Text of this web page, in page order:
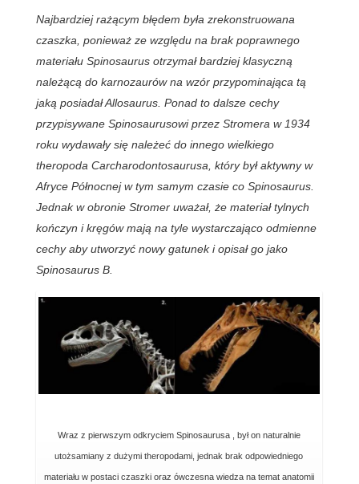
Najbardziej rażącym błędem była zrekonstruowana
czaszka, ponieważ ze względu na brak poprawnego
materiału Spinosaurus otrzymał bardziej klasyczną
należącą do karnozaurów na wzór przypominająca tą
jaką posiadał Allosaurus. Ponad to dalsze cechy
przypisywane Spinosaurusowi przez Stromera w 1934
roku wydawały się należeć do innego wielkiego
theropoda Carcharodontosaurusa, który był aktywny w
Afryce Północnej w tym samym czasie co Spinosaurus.
Jednak w obronie Stromer uważał, że materiał tylnych
kończyn i kręgów mają na tyle wystarczająco odmienne
cechy aby utworzyć nowy gatunek i opisał go jako
Spinosaurus B.
Wraz z pierwszym odkryciem Spinosaurusa , był on naturalnie
utożsamiany z dużymi theropodami, jednak brak odpowiedniego
materiału w postaci czaszki oraz ówczesna wiedza na temat anatomii